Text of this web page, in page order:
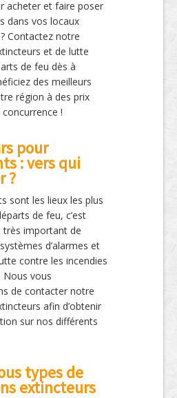
acheter et faire poser
dans vos locaux
Contactez notre
et de lutte
de feu dès à
des meilleurs
région à des prix
!
pour
: vers qui
?
sont les lieux les plus
de feu, c’est
très important de
d’alarmes et
contre les incendies
Nous vous
de contacter notre
afin d’obtenir
sur nos différents
types de
extincteurs